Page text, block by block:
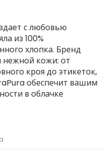
с любовью
из 100%
хлопка. Бренд
нежной кожи: от
кроя до этикеток,
обеспечит вашим
в облачке